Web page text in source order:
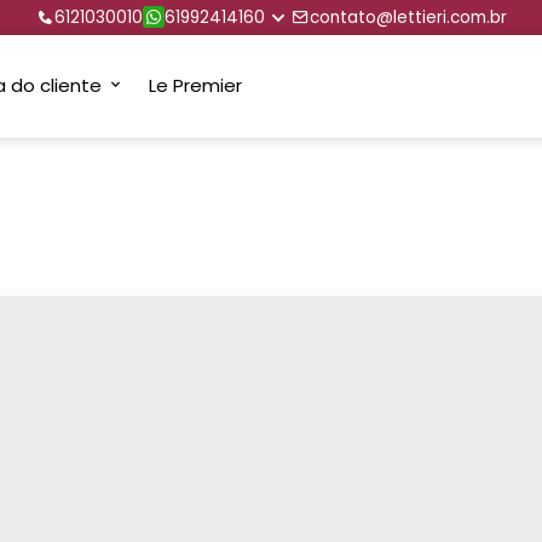
6121030010 61992414160 contato@lettieri.com.br
do cliente Le Premier